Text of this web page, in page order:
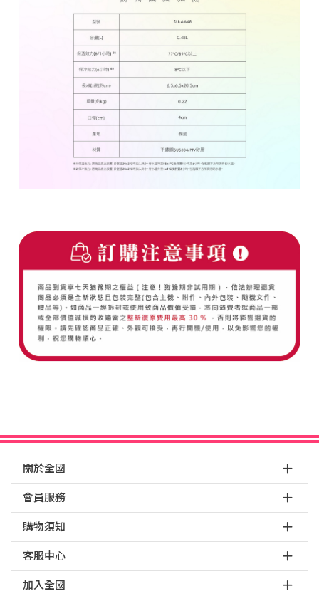
關於全國
會員服務
購物須知
客服中心
加入全國